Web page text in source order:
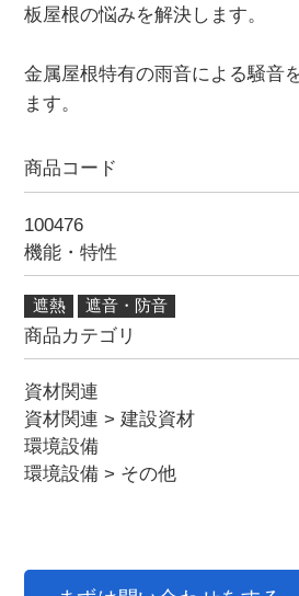
板屋根の悩みを解決します。
金属屋根特有の雨音による騒音
ます。
商品コード
100476
機能・特性
遮熱 遮音・防音
商品カテゴリ
資材関連
資材関連>建設資材
環境設備
環境設備> その他